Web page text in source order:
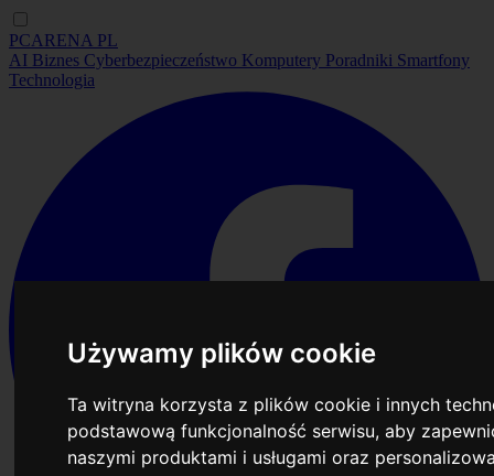
Używamy plików cookie
Ta witryna korzysta z plików cookie i innych
podstawową funkcjonalność serwisu,aby
naszymi produktami i usługami oraz
PCARENA PL
AI Biznes Cyberbezpieczeństwo Komputery Poradniki Smartfony
Technologia